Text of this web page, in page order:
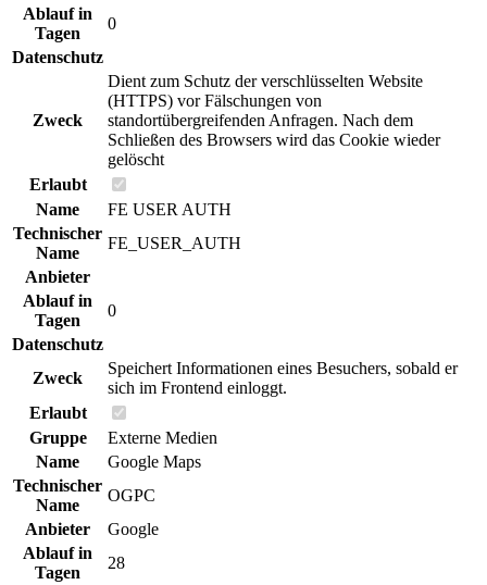
Ablauf in
Tagen
0
Datenschutz
Zweck
Dient zum Schutz der verschlüsselten Website
(HTTPS) vor Fälschungen von
standortübergreifenden Anfragen. Nach dem
Schließen des Browsers wird das Cookie wieder
gelöscht
Erlaubt
Name
FE USER AUTH
Technischer
Name
FE_USER_AUTH
Anbieter
Ablauf in
Tagen
0
Datenschutz
Zweck
Speichert Informationen eines Besuchers, sobald er
sich im Frontend einloggt.
Erlaubt
Gruppe
Externe Medien
Name
Google Maps
Technischer
Name
OGPC
Anbieter
Google
Ablauf in
Tagen
28